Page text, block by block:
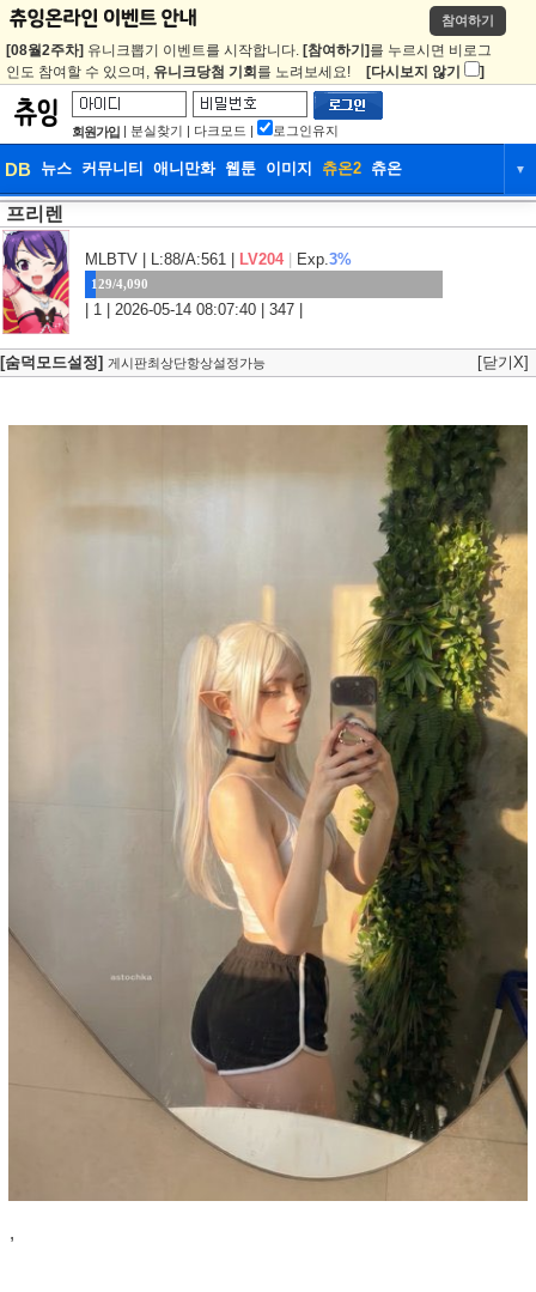
참여하기
[08월2주차] 유니크뽑기 이벤트를 시작합니다. [참여하기] 를 누르시면 비로그
인도 참여할 수 있으며, 유니크당첨 기회 를 노려보세요! [다시보지 않기 ]
회원가입 | 분실찾기 | 다크모드 | 로그인유지
DB 뉴스 커뮤니티 애니만화 웹툰 이미지 츄온2 츄온 ▼
웹툰 이미지 츄온2
프리렌
MLBTV | L:88/A:561 | LV204 Exp.3%
129/4,090
| 1 | 2026-05-14 08:07:40 | 347 |
[숨덕모드설정] 게시판최상단항상설정가능 [닫기X]
,